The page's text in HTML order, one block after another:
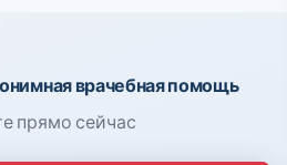
врачебная помощь
прямо сейчас